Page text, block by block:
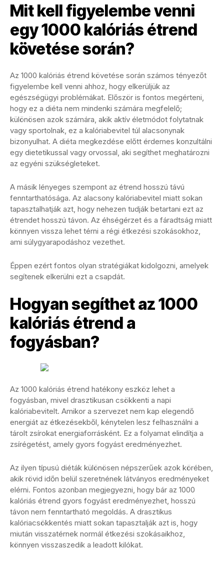
Mit kell figyelembe venni
egy 1000 kalóriás étrend
követése során?
Az 1000 kalóriás étrend követése során számos tényezőt
figyelembe kell venni ahhoz, hogy elkerüljük az
egészségügyi problémákat. Először is fontos megérteni,
hogy ez a diéta nem mindenki számára megfelelő;
különösen azok számára, akik aktív életmódot folytatnak
vagy sportolnak, ez a kalóriabevitel túl alacsonynak
bizonyulhat. A diéta megkezdése előtt érdemes konzultálni
egy dietetikussal vagy orvossal, aki segíthet meghatározni
az egyéni szükségleteket.
A másik lényeges szempont az étrend hosszú távú
fenntarthatósága. Az alacsony kalóriabevitel miatt sokan
tapasztalhatják azt, hogy nehezen tudják betartani ezt az
étrendet hosszú távon. Az éhségérzet és a fáradtság miatt
könnyen vissza lehet térni a régi étkezési szokásokhoz,
ami súlygyarapodáshoz vezethet.
Éppen ezért fontos olyan stratégiákat kidolgozni, amelyek
segítenek elkerülni ezt a csapdát.
Hogyan segíthet az 1000
kalóriás étrend a
fogyásban?
Az 1000 kalóriás étrend hatékony eszköz lehet a
fogyásban, mivel drasztikusan csökkenti a napi
kalóriabevitelt. Amikor a szervezet nem kap elegendő
energiát az étkezésekből, kénytelen lesz felhasználni a
tárolt zsírokat energiaforrásként. Ez a folyamat elindítja a
zsírégetést, amely gyors fogyást eredményezhet.
Az ilyen típusú diéták különösen népszerűek azok körében,
akik rövid időn belül szeretnének látványos eredményeket
elérni. Fontos azonban megjegyezni, hogy bár az 1000
kalóriás étrend gyors fogyást eredményezhet, hosszú
távon nem fenntartható megoldás. A drasztikus
kalóriacsökkentés miatt sokan tapasztalják azt is, hogy
miután visszatérnek normál étkezési szokásaikhoz,
könnyen visszaszedik a leadott kilókat.